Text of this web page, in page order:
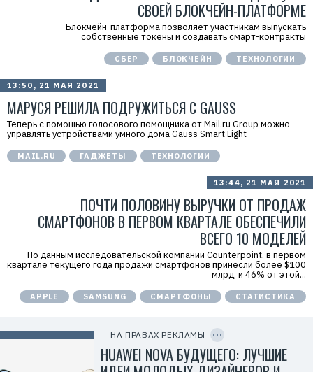
СВОЕЙ БЛОКЧЕЙН-ПЛАТФОРМЕ
Блокчейн-платформа позволяет участникам выпускать
собственные токены и создавать смарт-контракты
СБЕР БЛОКЧЕЙН ТЕХНОЛОГИИ
13:50, 21 МАЯ 2021
МАРУСЯ РЕШИЛА ПОДРУЖИТЬСЯ С GAUSS
Теперь с помощью голосового помощника от Mail.ru Group можно
управлять устройствами умного дома Gauss Smart Light
MAIL.RU ГАДЖЕТЫ ТЕХНОЛОГИИ
13:44, 21 МАЯ 2021
ПОЧТИ ПОЛОВИНУ ВЫРУЧКИ ОТ ПРОДАЖ
СМАРТФОНОВ В ПЕРВОМ КВАРТАЛЕ ОБЕСПЕЧИЛИ
ВСЕГО 10 МОДЕЛЕЙ
По данным исследовательской компании Counterpoint, в первом
квартале текущего года продажи смартфонов принесли более $100
млрд, и 46% от этой...
APPLE SAMSUNG СМАРТФОНЫ СТАТИСТИКА
НА ПРАВАХ РЕКЛАМЫ
л
а
м
а
E
r
2
V
f
n
c
f
M
Р
е
к
л
а
м
о
д
а
т
О
О
О
I
HUAWEI NOVA БУДУЩЕГО: ЛУЧШИЕ